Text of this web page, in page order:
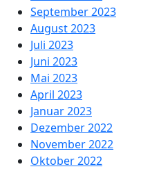
September 2023
August 2023
Juli 2023
Juni 2023
Mai 2023
April 2023
Januar 2023
Dezember 2022
November 2022
Oktober 2022